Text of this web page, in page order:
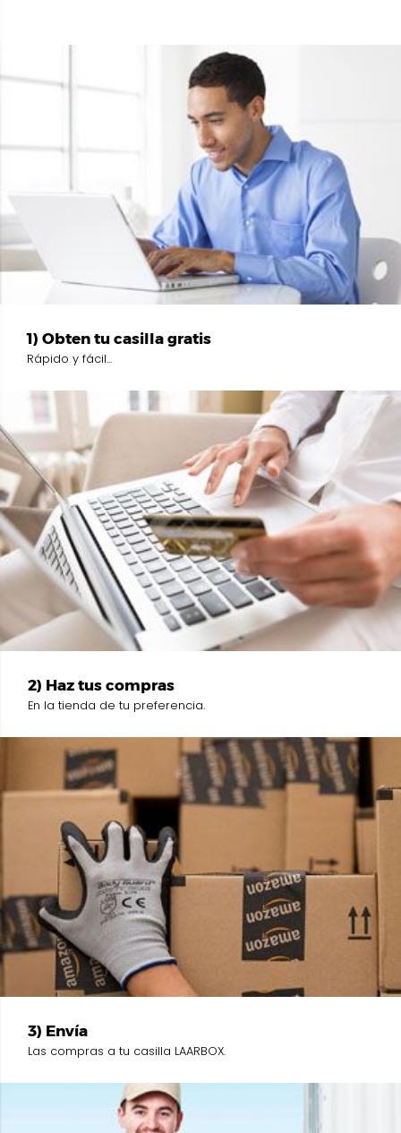
1) Obten tu casilla gratis
Rápido y fácil...
2) Haz tus compras
En la tienda de tu preferencia.
3) Envía
Las compras a tu casilla LAARBOX.